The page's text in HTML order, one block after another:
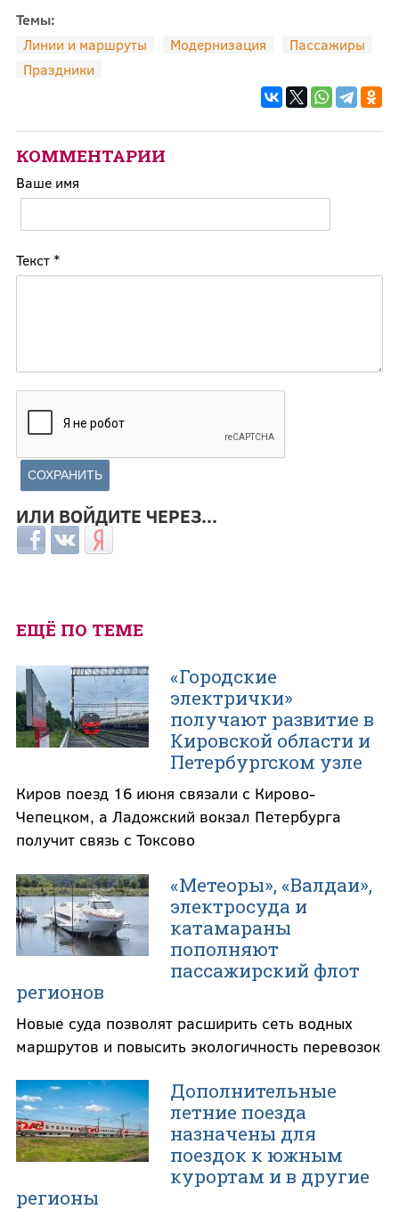
Темы:
Линии и маршруты
Модернизация
Пассажиры
Праздники
КОММЕНТАРИИ
Ваше имя
Текст *
ИЛИ ВОЙДИТЕ ЧЕРЕЗ...
Login with Facebook
Login with ВКонтакте
Login with Яндекс
ЕЩЁ ПО ТЕМЕ
«Городские
электрички»
получают развитие в
Кировской области и
Петербургском узле
Киров поезд 16 июня связали с Кирово-
Чепецком, а Ладожский вокзал Петербурга
получит связь с Токсово
«Метеоры», «Валдаи»,
электросуда и
катамараны
пополняют
пассажирский флот
регионов
Новые суда позволят расширить сеть водных
маршрутов и повысить экологичность перевозок
Дополнительные
летние поезда
назначены для
поездок к южным
курортам и в другие
регионы